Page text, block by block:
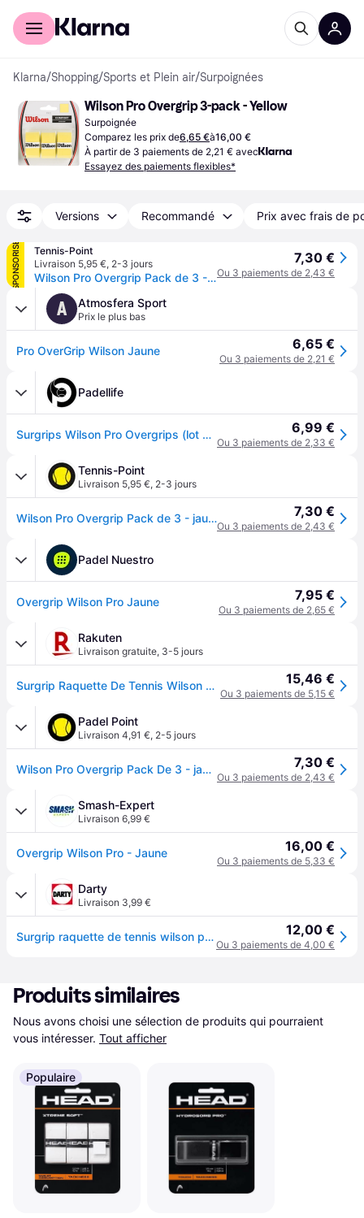
Acheter avec Klarna
Klarna/Shopping/Sports et Plein air/Surpoignées
Wilson Pro Overgrip 3-pack - Yellow
Surpoignée
Comparez les prix de6,65 €à16,00 €
À partir de 3 paiements de 2,21 € avec
Essayez des paiements flexibles*
Versions Recommandé Prix avec frais de
SPONSORISÉ
Tennis-Point
Livraison 5,95 €, 2-3 jours
Wilson Pro Overgrip Pack de 3 - jaune
7,30 €
Ou 3 paiements de 2,43 €
A Atmosfera Sport
Prix le plus bas
Pro OverGrip Wilson Jaune 6,65 €
Ou 3 paiements de 2,21 €
Padellife
Surgrips Wilson Pro Overgrips (lot de 3, jaune) 6,99 €
Ou 3 paiements de 2,33 €
Tennis-Point
Livraison 5,95 €, 2-3 jours
Wilson Pro Overgrip Pack de 3 - jaune 7,30 €
Ou 3 paiements de 2,43 €
Padel Nuestro
Overgrip Wilson Pro Jaune 7,95 €
Ou 3 paiements de 2,65 €
Rakuten
Livraison gratuite, 3-5 jours
Surgrip Raquette De Tennis Wilson Pro Over Surgrip Jaune: C Jaune 10710 15,46 €
Ou 3 paiements de 5,15 €
Padel Point
Livraison 4,91 €, 2-5 jours
Wilson Pro Overgrip Pack De 3 - jaune 7,30 €
Ou 3 paiements de 2,43 €
Smash-Expert
Livraison 6,99 €
Overgrip Wilson Pro - Jaune 16,00 €
Ou 3 paiements de 5,33 €
Darty
Livraison 3,99 €
Surgrip raquette de tennis wilson pro over surgrip jaune: c 10710 - taille : unique 12,00 €
Ou 3 paiements de 4,00 €
Produits similaires
Nous avons choisi une sélection de produits qui pourraient
vous intéresser. Tout afficher
Populaire